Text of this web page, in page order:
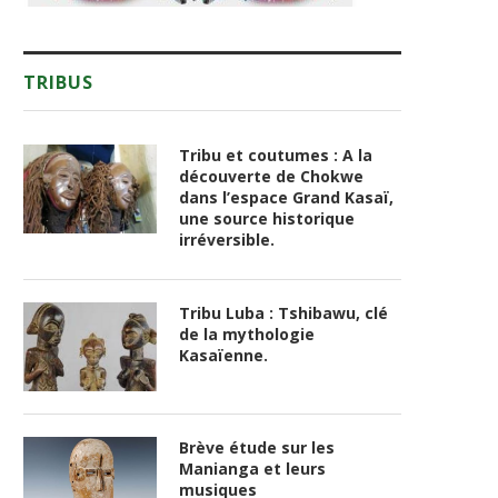
TRIBUS
Tribu et coutumes : A la
découverte de Chokwe
dans l’espace Grand Kasaï,
une source historique
irréversible.
Tribu Luba : Tshibawu, clé
de la mythologie
Kasaïenne.
Brève étude sur les
Manianga et leurs
musiques